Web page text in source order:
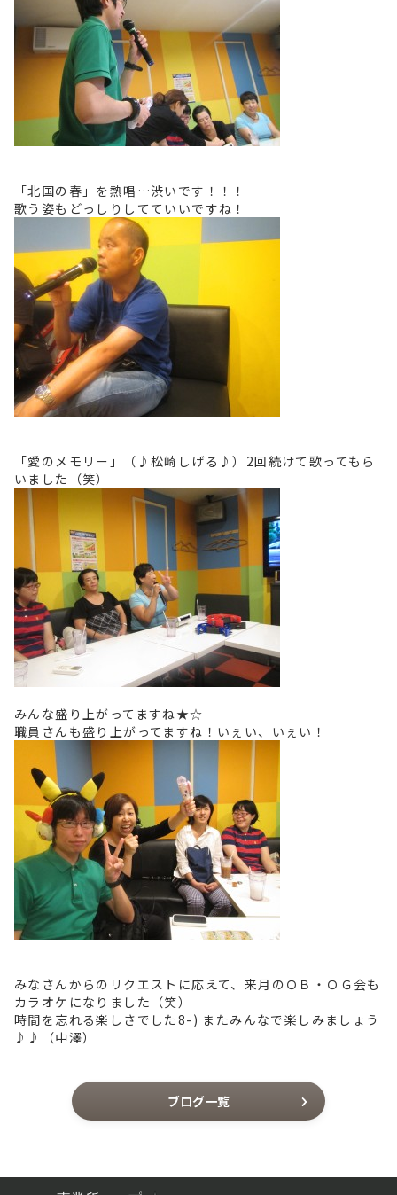
「北国の春」を熱唱…渋いです！！！
歌う姿もどっしりしてていいですね！
「愛のメモリー」（♪松崎しげる♪）2回続けて歌ってもら
いました（笑）
みんな盛り上がってますね★☆
職員さんも盛り上がってますね！いぇい、いぇい！
みなさんからのリクエストに応えて、来月のＯＢ・ＯＧ会も
カラオケになりました（笑）
時間を忘れる楽しさでした8-) またみんなで楽しみましょう
♪♪（中澤）
ブログ一覧